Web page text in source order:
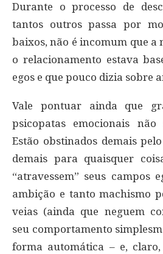
Durante o processo de
tantos outros passa por
baixos, não é incomum que a
o relacionamento estava
egos e que pouco dizia sobre
Vale pontuar ainda que
psicopatas emocionais não
Estão obstinados demais
demais para quaisquer
“atravessem” seus campos
ambição e tanto machismo
veias (ainda que neguem
seu comportamento
forma automática – e,